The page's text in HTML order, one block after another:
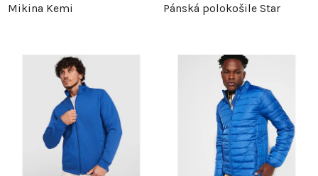
Mikina Kemi Pánská polokošile Star